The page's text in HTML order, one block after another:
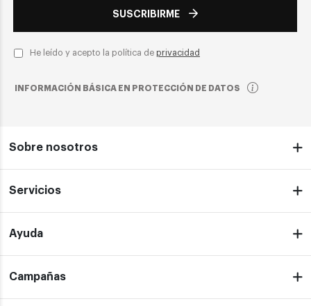
SUSCRIBIRME
He leído y acepto la política de privacidad
INFORMACIÓN BÁSICA EN PROTECCIÓN DE DATOS
Sobre nosotros
Servicios
Ayuda
Campañas